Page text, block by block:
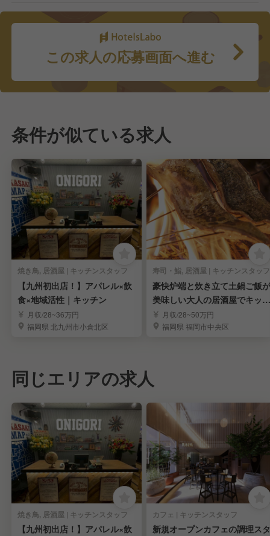
この求人の応募画面へ進む
条件が似ている求人
焼き鳥, 居酒屋 | キッチンスタッフ
【九州初出店！】アパレル×飲
食×地域活性｜キッチン
月収/28~36万円
福岡県 北九州市小倉北区
寿司・鮨, 居酒屋 | キッチンスタッフ
豪快炉端と炊き立て土鍋ご飯が
美味しい大人の居酒屋でキッチ
ンスタッフ
月収/28~50万円
福岡県 福岡市中央区
同じエリアの求人
焼き鳥, 居酒屋 | キッチンスタッフ
【九州初出店！】アパレル×飲
カフェ | キッチンスタッフ
新規オープンカフェの調理スタ